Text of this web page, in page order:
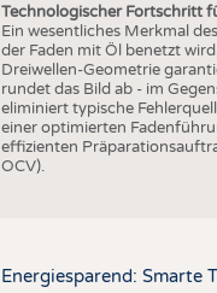
Technologischer Fortschritt
Ein wesentliches Merkmal
der Faden mit Öl benetzt
Dreiwellen-Geometrie
rundet das Bild ab - im
eliminiert typische
einer optimierten
effizienten
OCV).
Energiesparend: Smarte